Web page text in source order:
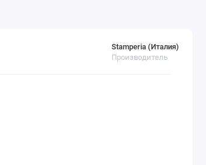
Stamperia (Италия)
Производитель